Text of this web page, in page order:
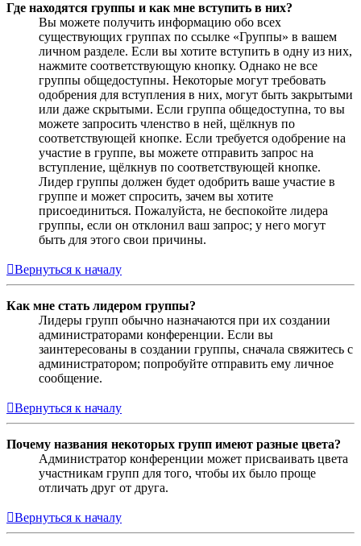
Где находятся группы и как мне вступить в них?
Вы можете получить информацию обо всех
существующих группах по ссылке «Группы» в вашем
личном разделе. Если вы хотите вступить в одну из них,
нажмите соответствующую кнопку. Однако не все
группы общедоступны. Некоторые могут требовать
одобрения для вступления в них, могут быть закрытыми
или даже скрытыми. Если группа общедоступна, то вы
можете запросить членство в ней, щёлкнув по
соответствующей кнопке. Если требуется одобрение на
участие в группе, вы можете отправить запрос на
вступление, щёлкнув по соответствующей кнопке.
Лидер группы должен будет одобрить ваше участие в
группе и может спросить, зачем вы хотите
присоединиться. Пожалуйста, не беспокойте лидера
группы, если он отклонил ваш запрос; у него могут
быть для этого свои причины.
Вернуться к началу
Как мне стать лидером группы?
Лидеры групп обычно назначаются при их создании
администраторами конференции. Если вы
заинтересованы в создании группы, сначала свяжитесь с
администратором; попробуйте отправить ему личное
сообщение.
Вернуться к началу
Почему названия некоторых групп имеют разные цвета?
Администратор конференции может присваивать цвета
участникам групп для того, чтобы их было проще
отличать друг от друга.
Вернуться к началу